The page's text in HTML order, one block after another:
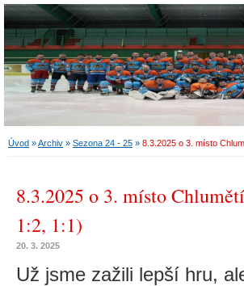
Úvod »Archiv » Sezona 24 - 25 » 8.3.2025 o 3. místo
8.3.2025 o 3. místo
1:2, 1:1)
20. 3. 2025
Už jsme zažili lepší hru,